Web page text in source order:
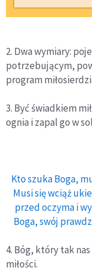
2. Dwa wymiary:
potrzebującym,
program
3. Być świadkiem
ognia i zapal go w
Kto szuka Boga,
Musi się wciąż
przed oczyma i
Boga, swój
4. Bóg, który tak
miłości.